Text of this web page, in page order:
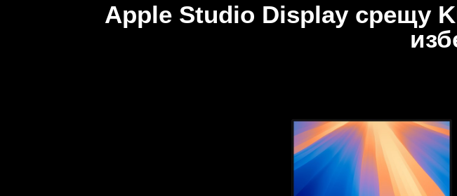
Apple Studio Display срещу